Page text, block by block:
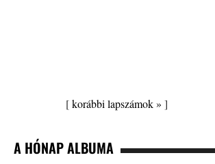
[korábbi lapszámok » ]
A HÓNAP ALBUMA